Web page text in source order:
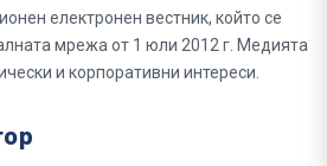
електронен вестник, който се
мрежа от 1 юли 2012 г. Медията
и корпоративни интереси.